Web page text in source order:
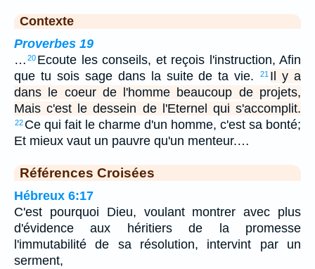
Contexte
Proverbes 19
… 20 Ecoute les conseils, et reçois l'instruction, Afin
que tu sois sage dans la suite de ta vie.
21 Il y a
dans le coeur de l'homme beaucoup de projets,
Mais c'est le dessein de l'Eternel qui s'accomplit.
22 Ce qui fait le charme d'un homme, c'est sa bonté;
Et mieux vaut un pauvre qu'un menteur.…
Références Croisées
Hébreux 6:17
C'est pourquoi Dieu, voulant montrer avec plus
d'évidence aux héritiers de la promesse
l'immutabilité de sa résolution, intervint par un
serment,